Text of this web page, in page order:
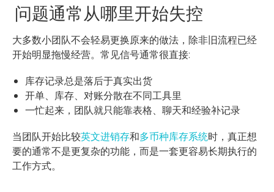
问题通常从哪里开始失控
大多数小团队不会轻易更换原来的做法，除非旧流程已经
开始明显拖慢经营。常见信号通常很直接:
库存记录总是落后于真实出货
开单、库存、对账分散在不同工具里
一忙起来，团队就只能靠表格、聊天和经验补记录
当团队开始比较英文进销存和多币种库存系统时，真正想
要的通常不是更复杂的功能，而是一套更容易长期执行的
工作方式。